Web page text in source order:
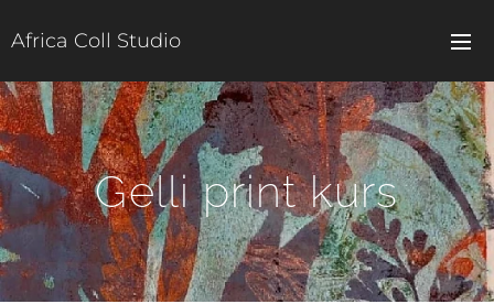
Africa Coll Studio
Gelli print kurs